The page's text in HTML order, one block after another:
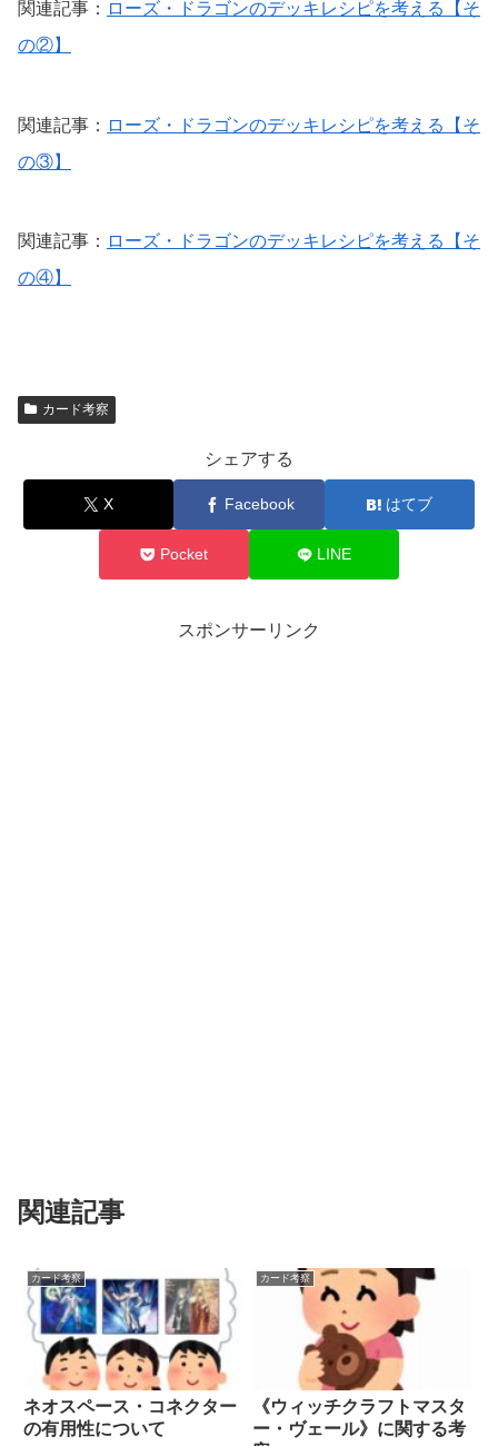
関連記事： ローズ・ドラゴンのデッキレシピを考える【そ
の②】
関連記事： ローズ・ドラゴンのデッキレシピを考える【そ
の③】
関連記事： ローズ・ドラゴンのデッキレシピを考える【そ
の④】
カード考察
シェアする
X Facebook はてブ
Pocket LINE
スポンサーリンク
関連記事
カード考察
ネオスペース・コネクター
の有用性について
カード考察
《ウィッチクラフトマスタ
ー・ヴェール》に関する考